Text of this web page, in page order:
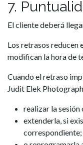
7.
El cliente deberá
Los retrasos reducen
modifican la hora de
Cuando el retraso
Judit Elek
realizar la
extenderla, si
correspondiente;